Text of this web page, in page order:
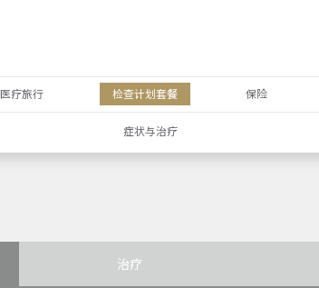
医疗旅行 检查计划套餐 保险
症状与治疗
治疗